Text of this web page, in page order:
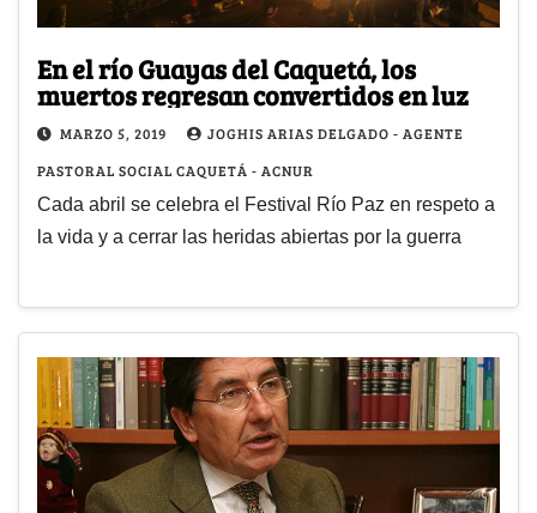
En el río Guayas del Caquetá, los
muertos regresan convertidos en luz
MARZO 5, 2019
JOGHIS ARIAS DELGADO - AGENTE
PASTORAL SOCIAL CAQUETÁ - ACNUR
Cada abril se celebra el Festival Río Paz en respeto a
la vida y a cerrar las heridas abiertas por la guerra